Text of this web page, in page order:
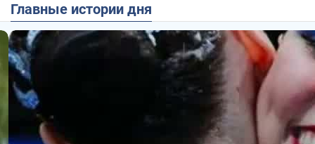
Главные истории дня